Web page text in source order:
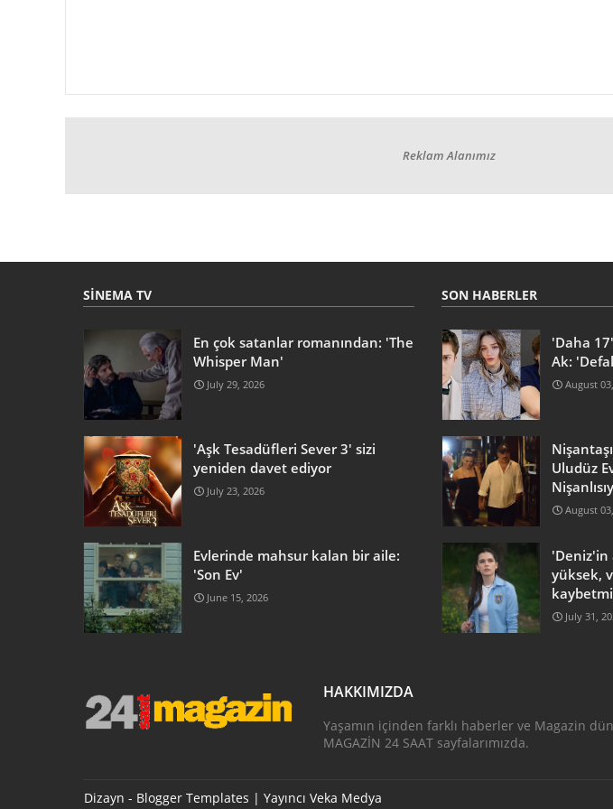
Reklam Alanımız
SINEMA TV
En çok satanlar romanından: 'The
Whisper Man'
July 29, 2026
'Aşk Tesadüfleri Sever 3' sizi
yeniden davet ediyor
July 23, 2026
Evlerinde mahsur kalan bir aile:
'Son Ev'
June 15, 2026
SON HABERLER
'Daha
Ak:
August
Uludüz
August
'Deniz'in
yüksek,
July 31,
HAKKIMIZDA
Yaşamın içinden farklı haberler ve Magazin
MAGAZİN 24 SAAT sayfalarımızda.
Dizayn - Blogger Templates | Yayıncı Veka Medya